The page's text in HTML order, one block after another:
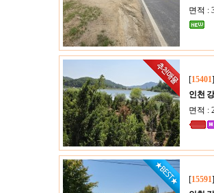
면적 :
[15401
인천
면적 :
[15591